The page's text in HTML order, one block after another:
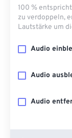
100 %
zu verdoppeln,
Lautstärke um
Audio
Audio
Audio